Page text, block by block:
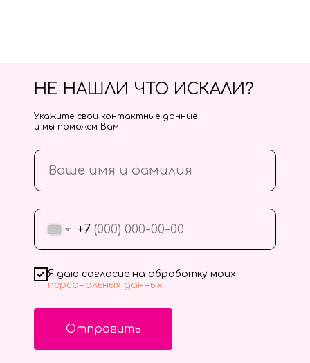
+7
Я даю согласие на обработку моих
персональных данных
Отправить
НЕ НАШЛИ ЧТО ИСКАЛИ?
Укажите свои контактные данные
и мы поможем Вам!